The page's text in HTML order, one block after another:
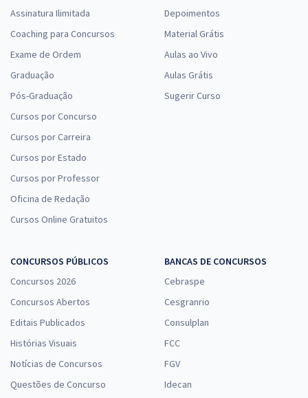
Assinatura Ilimitada
Coaching para Concursos
Exame de Ordem
Graduação
Pós-Graduação
Cursos por Concurso
Cursos por Carreira
Cursos por Estado
Cursos por Professor
Oficina de Redação
Cursos Online Gratuitos
Depoimentos
Material Grátis
Aulas ao Vivo
Aulas Grátis
Sugerir Curso
CONCURSOS PÚBLICOS
Concursos 2026
Concursos Abertos
Editais Publicados
Histórias Visuais
Notícias de Concursos
Questões de Concurso
BANCAS DE CONCURSOS
Cebraspe
Cesgranrio
Consulplan
FCC
FGV
Idecan